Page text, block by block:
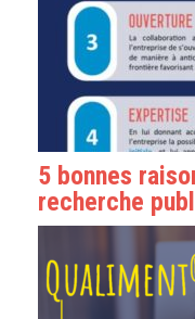
5 bonnes
recherche